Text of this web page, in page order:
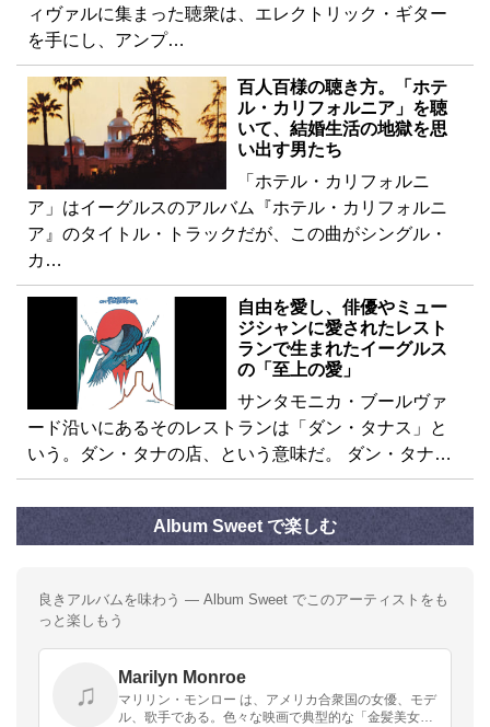
ィヴァルに集まった聴衆は、エレクトリック・ギター
を手にし、アンプ…
百人百様の聴き方。「ホテ
ル・カリフォルニア」を聴
いて、結婚生活の地獄を思
い出す男たち
「ホテル・カリフォルニ
ア」はイーグルスのアルバム『ホテル・カリフォルニ
ア』のタイトル・トラックだが、この曲がシングル・
カ…
自由を愛し、俳優やミュー
ジシャンに愛されたレスト
ランで生まれたイーグルス
の「至上の愛」
サンタモニカ・ブールヴァ
ード沿いにあるそのレストランは「ダン・タナス」と
いう。ダン・タナの店、という意味だ。 ダン・タナ…
Album Sweet で楽しむ
良きアルバムを味わう — Album Sweet でこのアーティストをも
っと楽しもう
♫
Marilyn Monroe
マリリン・モンロー は、アメリカ合衆国の女優、モデ
ル、歌手である。色々な映画で典型的な「金髪美女」